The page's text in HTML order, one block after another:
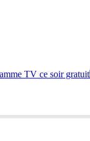
TV ce soir gratuit